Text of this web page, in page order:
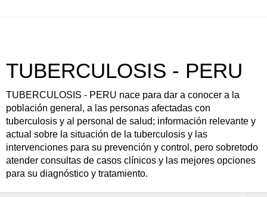
TUBERCULOSIS - PERU
TUBERCULOSIS - PERU nace para dar a conocer a la
población general, a las personas afectadas con
tuberculosis y al personal de salud; información relevante y
actual sobre la situación de la tuberculosis y las
intervenciones para su prevención y control, pero sobretodo
atender consultas de casos clínicos y las mejores opciones
para su diagnóstico y tratamiento.